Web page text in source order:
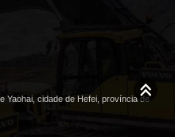
Yaohai, cidade de Hefei, província de